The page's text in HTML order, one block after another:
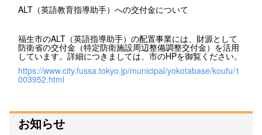
ALT（英語教育指導助手）への交付金について
福生市のALT（英語指導助手）の配置事業には、財源として
防衛省の交付金（特定防衛施設周辺整備調整交付金）を活用
しています。詳細につきましては、市のHPを御覧ください。
https://www.city.fussa.tokyo.jp/municipal/yokotabase/koufu/1
003952.html
お知らせ